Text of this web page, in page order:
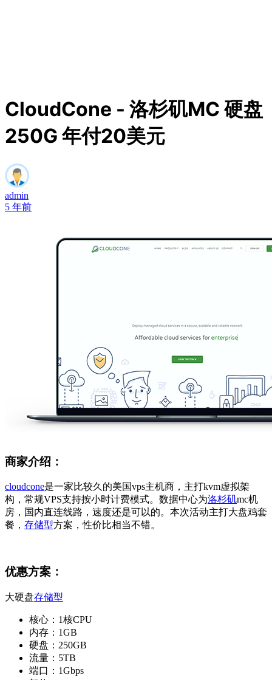
CloudCone - 洛杉矶MC 硬盘
250G 年付20美元
admin
5 年前
商家介绍：
cloudcone是一家比较久的美国vps主机商，主打kvm虚拟架
构，常规VPS支持按小时计费模式。数据中心为洛杉矶mc机
房，国内直连线路，速度还是可以的。本次活动主打大盘鸡套
餐， 存储型方案，性价比相当不错。
优惠方案：
大硬盘存储型
核心：1核CPU
内存：1GB
硬盘：250GB
流量：5TB
端口：1Gbps